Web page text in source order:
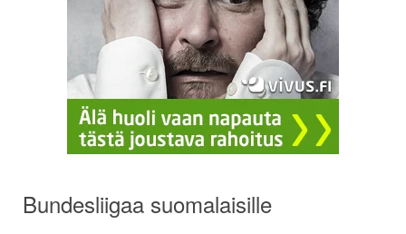
Bundesliigaa suomalaisille